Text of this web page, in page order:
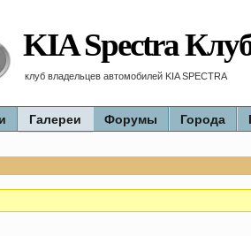
KIA Spectra
клуб владельцев автомобилей KIA SPECTRA
Галереи Форумы Города